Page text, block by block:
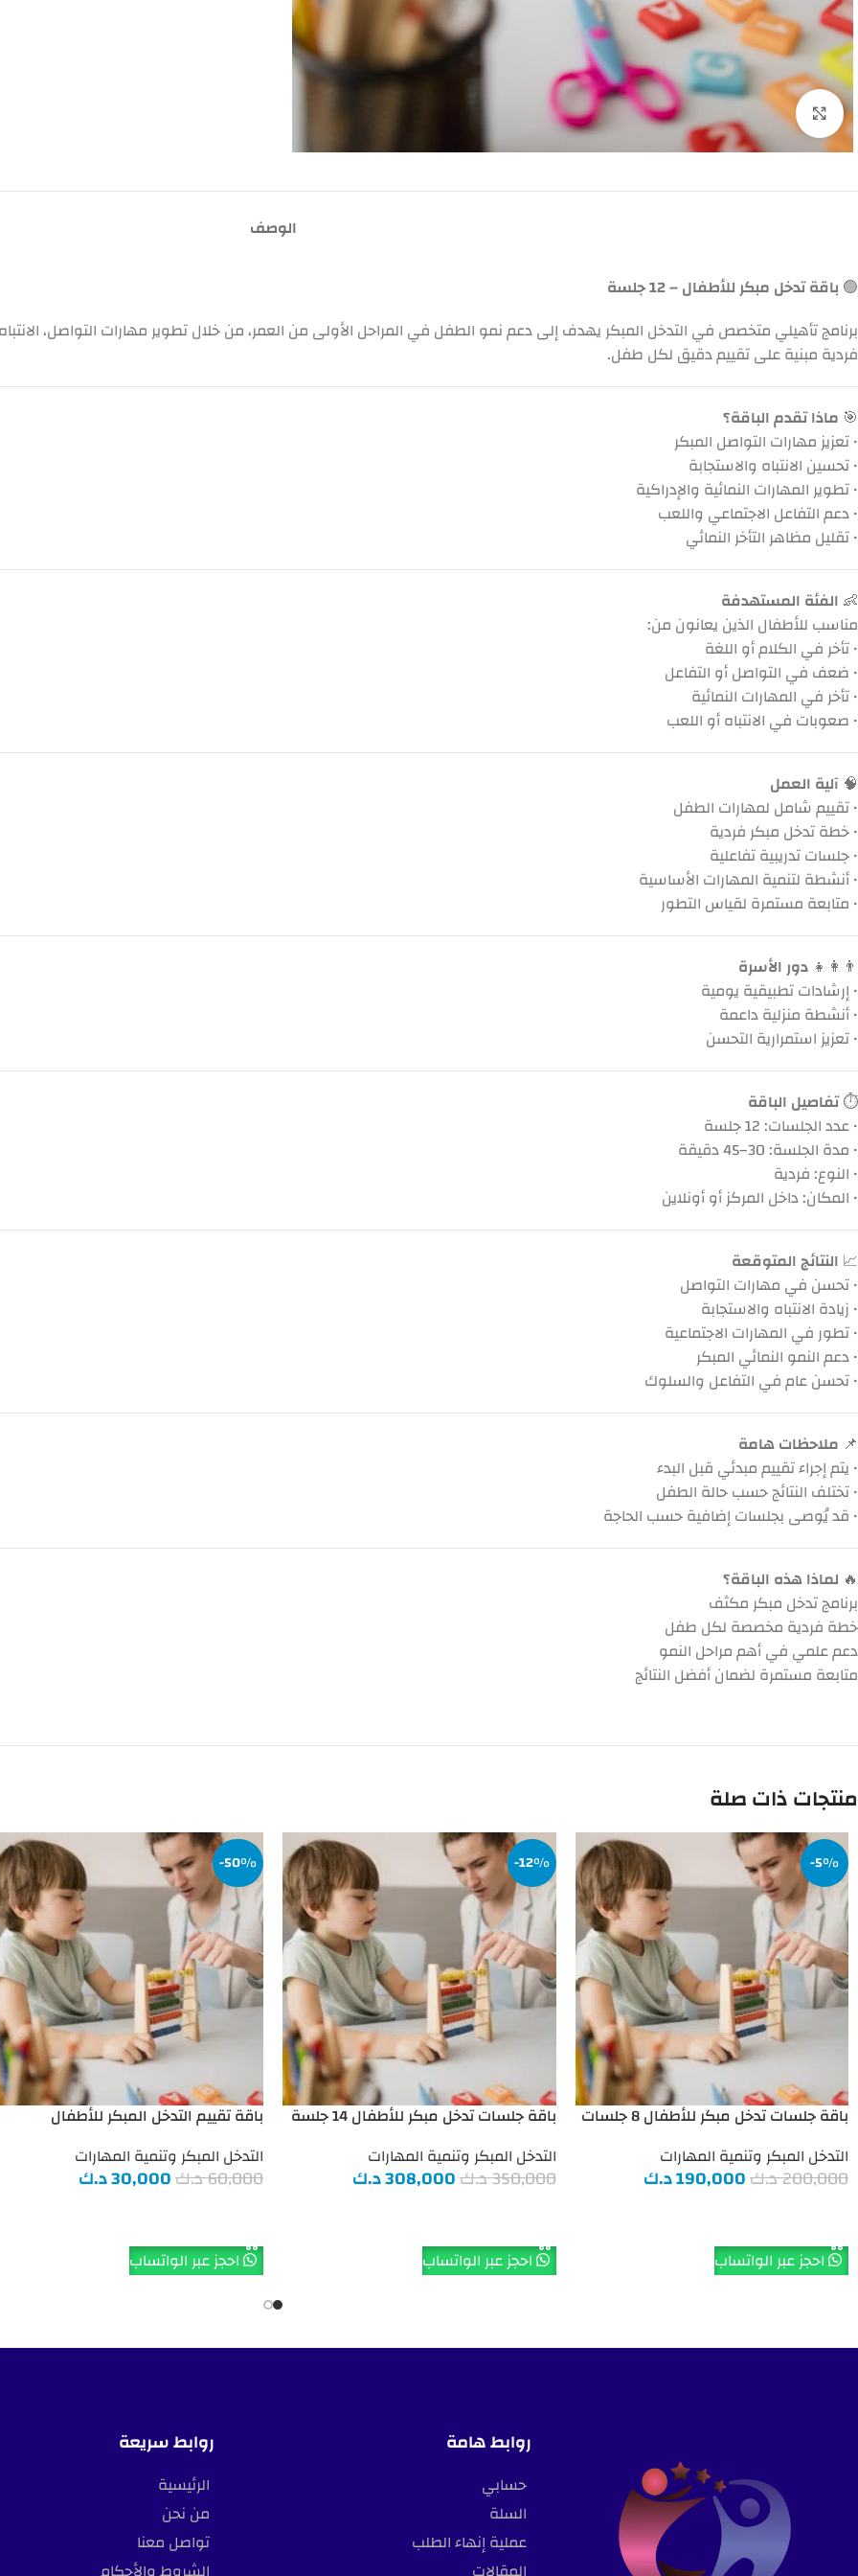
اضغط للتكبير
الوصف
🟢 باقة تدخل مبكر للأطفال – 12 جلسة
برنامج تأهيلي متخصص في التدخل المبكر يهدف إلى دعم نمو الطفل في المراحل الأولى من العمر، من خلال تطوير مهارات التواصل،
فردية مبنية على تقييم دقيق لكل طفل.
🎯 ماذا تقدم الباقة؟
• تعزيز مهارات التواصل المبكر
• تحسين الانتباه والاستجابة
• تطوير المهارات النمائية والإدراكية
• دعم التفاعل الاجتماعي واللعب
• تقليل مظاهر التأخر النمائي
👶 الفئة المستهدفة
مناسب للأطفال الذين يعانون من:
• تأخر في الكلام أو اللغة
• ضعف في التواصل أو التفاعل
• تأخر في المهارات النمائية
• صعوبات في الانتباه أو اللعب
🧠 آلية العمل
• تقييم شامل لمهارات الطفل
• خطة تدخل مبكر فردية
• جلسات تدريبية تفاعلية
• أنشطة لتنمية المهارات الأساسية
• متابعة مستمرة لقياس التطور
👨‍👩‍👧 دور الأسرة
• إرشادات تطبيقية يومية
• أنشطة منزلية داعمة
• تعزيز استمرارية التحسن
⏱️تفاصيل الباقة
• عدد الجلسات: 12 جلسة
• مدة الجلسة: 30–45 دقيقة
• النوع: فردية
• المكان: داخل المركز أو أونلاين
📈 النتائج المتوقعة
• تحسن في مهارات التواصل
• زيادة الانتباه والاستجابة
• تطور في المهارات الاجتماعية
• دعم النمو النمائي المبكر
• تحسن عام في التفاعل والسلوك
📌 ملاحظات هامة
• يتم إجراء تقييم مبدئي قبل البدء
• تختلف النتائج حسب حالة الطفل
• قد يُوصى بجلسات إضافية حسب الحاجة
🔥 لماذا هذه الباقة؟
برنامج تدخل مبكر مكثف
خطة فردية مخصصة لكل طفل
دعم علمي في أهم مراحل النمو
متابعة مستمرة لضمان أفضل النتائج
منتجات ذات صلة
-5%
باقة جلسات تدخل مبكر للأطفال 8 جلسات
التدخل المبكر وتنمية المهارات
200,000د.ك190,000د.ك
احجز عبر الواتساب
-12%
باقة جلسات تدخل مبكر للأطفال 14 جلسة
التدخل المبكر وتنمية المهارات
350,000د.ك308,000د.ك
احجز عبر الواتساب
-50%
باقة تقييم التدخل المبكر للأطفال
التدخل المبكر وتنمية المهارات
60,000د.ك30,000د.ك
احجز عبر الواتساب
روابط هامة
حسابي
السلة
عملية إنهاء الطلب
روابط سريعة
الرئيسية
من نحن
تواصل معنا